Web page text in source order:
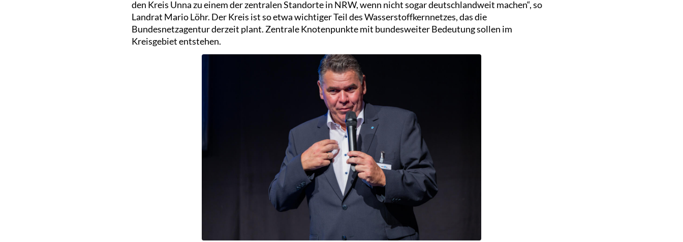
den Kreis Unna zu einem der zentralen Standorte in NRW, wenn nicht sogar deutschlandweit machen“, so
Landrat Mario Löhr. Der Kreis ist so etwa wichtiger Teil des Wasserstoffkernnetzes, das die
Bundesnetzagentur derzeit plant. Zentrale Knotenpunkte mit bundesweiter Bedeutung sollen im
Kreisgebiet entstehen.